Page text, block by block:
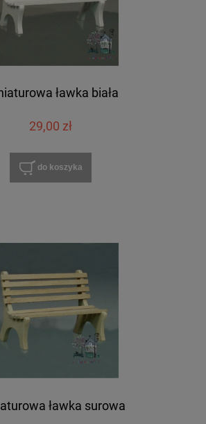
ławka biała
29,00 zł
do koszyka
ławka surowa